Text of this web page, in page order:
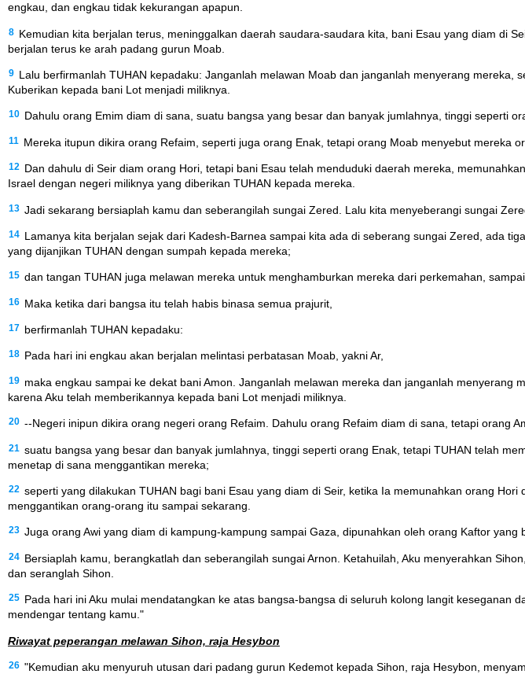
engkau, dan engkau tidak kekurangan apapun.
8 Kemudian kita berjalan terus, meninggalkan daerah saudara-saudara kita, bani Esau yang diam di
berjalan terus ke arah padang gurun Moab.
9 Lalu berfirmanlah TUHAN kepadaku: Janganlah melawan Moab dan janganlah menyerang
Kuberikan kepada bani Lot menjadi miliknya.
10 Dahulu orang Emim diam di sana, suatu bangsa yang besar dan banyak jumlahnya, tinggi seperti
11 Mereka itupun dikira orang Refaim, seperti juga orang Enak, tetapi orang Moab menyebut mereka
12
Dan dahulu di Seir diam orang Hori, tetapi bani Esau telah menduduki daerah mereka,
Israel dengan negeri miliknya yang diberikan TUHAN kepada mereka.
13 Jadi sekarang bersiaplah kamu dan seberangilah sungai Zered. Lalu kita menyeberangi sungai
14 Lamanya kita berjalan sejak dari Kadesh-Barnea sampai kita ada di seberang sungai Zered, ada
yang dijanjikan TUHAN dengan sumpah kepada mereka;
15 dan tangan TUHAN juga melawan mereka untuk menghamburkan mereka dari perkemahan,
16 Maka ketika dari bangsa itu telah habis binasa semua prajurit,
17 berfirmanlah TUHAN kepadaku:
18 Pada hari ini engkau akan berjalan melintasi perbatasan Moab, yakni Ar,
19 maka engkau sampai ke dekat bani Amon. Janganlah melawan mereka dan janganlah
karena Aku telah memberikannya kepada bani Lot menjadi miliknya.
20 --Negeri inipun dikira orang negeri orang Refaim. Dahulu orang Refaim diam di sana, tetapi orang
21 suatu bangsa yang besar dan banyak jumlahnya, tinggi seperti orang Enak, tetapi TUHAN telah
menetap di sana menggantikan mereka;
22 seperti yang dilakukan TUHAN bagi bani Esau yang diam di Seir, ketika Ia memunahkan orang
menggantikan orang-orang itu sampai sekarang.
23 Juga orang Awi yang diam di kampung-kampung sampai Gaza, dipunahkan oleh orang Kaftor
24 Bersiaplah kamu, berangkatlah dan seberangilah sungai Arnon. Ketahuilah, Aku menyerahkan
dan seranglah Sihon.
25 Pada hari ini Aku mulai mendatangkan ke atas bangsa-bangsa di seluruh kolong langit
mendengar tentang kamu."
Riwayat peperangan melawan Sihon, raja Hesybon
26 "Kemudian aku menyuruh utusan dari padang gurun Kedemot kepada Sihon, raja Hesybon,